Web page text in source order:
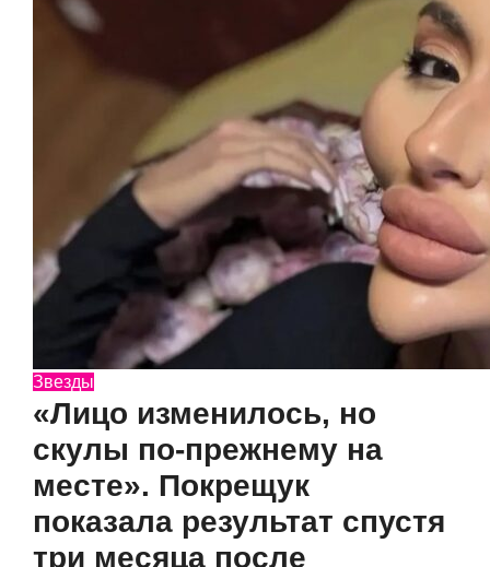
Звезды
«Лицо изменилось, но
скулы по-прежнему на
месте». Покрещук
показала результат спустя
три месяца после